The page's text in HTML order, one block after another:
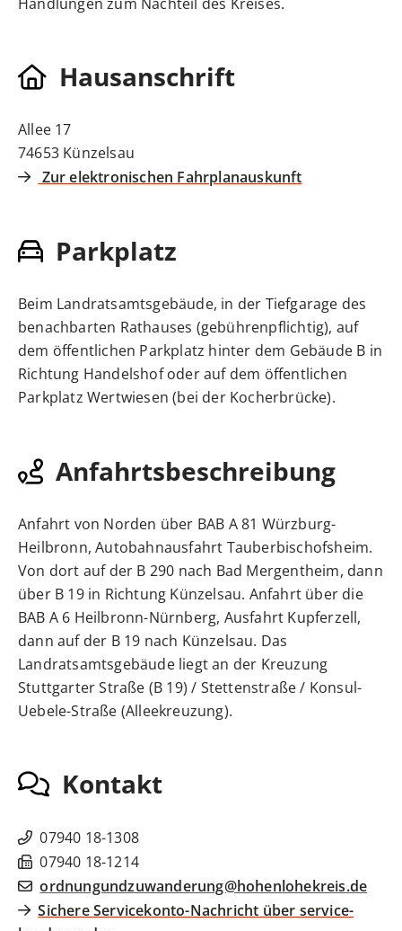
Hausanschrift
Allee 17
74653 Künzelsau
Zur elektronischen Fahrplanauskunft
Parkplatz
Beim Landratsamtsgebäude, in der Tiefgarage des
benachbarten Rathauses (gebührenpflichtig), auf
dem öffentlichen Parkplatz hinter dem Gebäude B in
Richtung Handelshof oder auf dem öffentlichen
Parkplatz Wertwiesen (bei der Kocherbrücke).
Anfahrtsbeschreibung
Anfahrt von Norden über BAB A 81 Würzburg-
Heilbronn, Autobahnausfahrt Tauberbischofsheim.
Von dort auf der B 290 nach Bad Mergentheim, dann
über B 19 in Richtung Künzelsau. Anfahrt über die
BAB A 6 Heilbronn-Nürnberg, Ausfahrt Kupferzell,
dann auf der B 19 nach Künzelsau. Das
Landratsamtsgebäude liegt an der Kreuzung
Stuttgarter Straße (B 19) / Stettenstraße / Konsul-
Uebele-Straße (Alleekreuzung).
Kontakt
07940 18-1308
07940 18-1214
ordnungundzuwanderung@hohenlohekreis.de
Sichere Servicekonto-Nachricht über service-